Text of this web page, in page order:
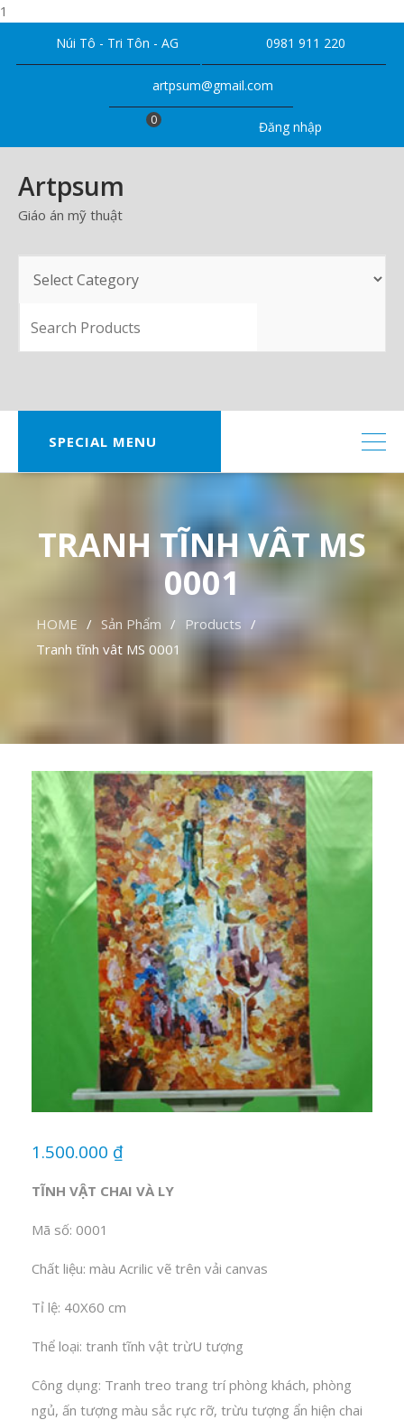
1
Núi Tô - Tri Tôn - AG 0981 911 220
artpsum@gmail.com
Đăng nhập
0
Artpsum
Giáo án mỹ thuật
SEARCH
SPECIAL MENU
TRANH TĨNH VÂT MS
0001
HOME Sản Phẩm
Products
Tranh tĩnh vât MS 0001
1.500.000 ₫
TĨNH VẬT CHAI VÀ LY
Mã số: 0001
Chất liệu: màu Acrilic vẽ trên vải canvas
Tỉ lệ: 40X60 cm
Thể loại: tranh tĩnh vật trừU tượng
Công dụng: Tranh treo trang trí phòng khách, phòng
ngủ, ấn tượng màu sắc rực rỡ, trừu tượng ẩn hiện chai